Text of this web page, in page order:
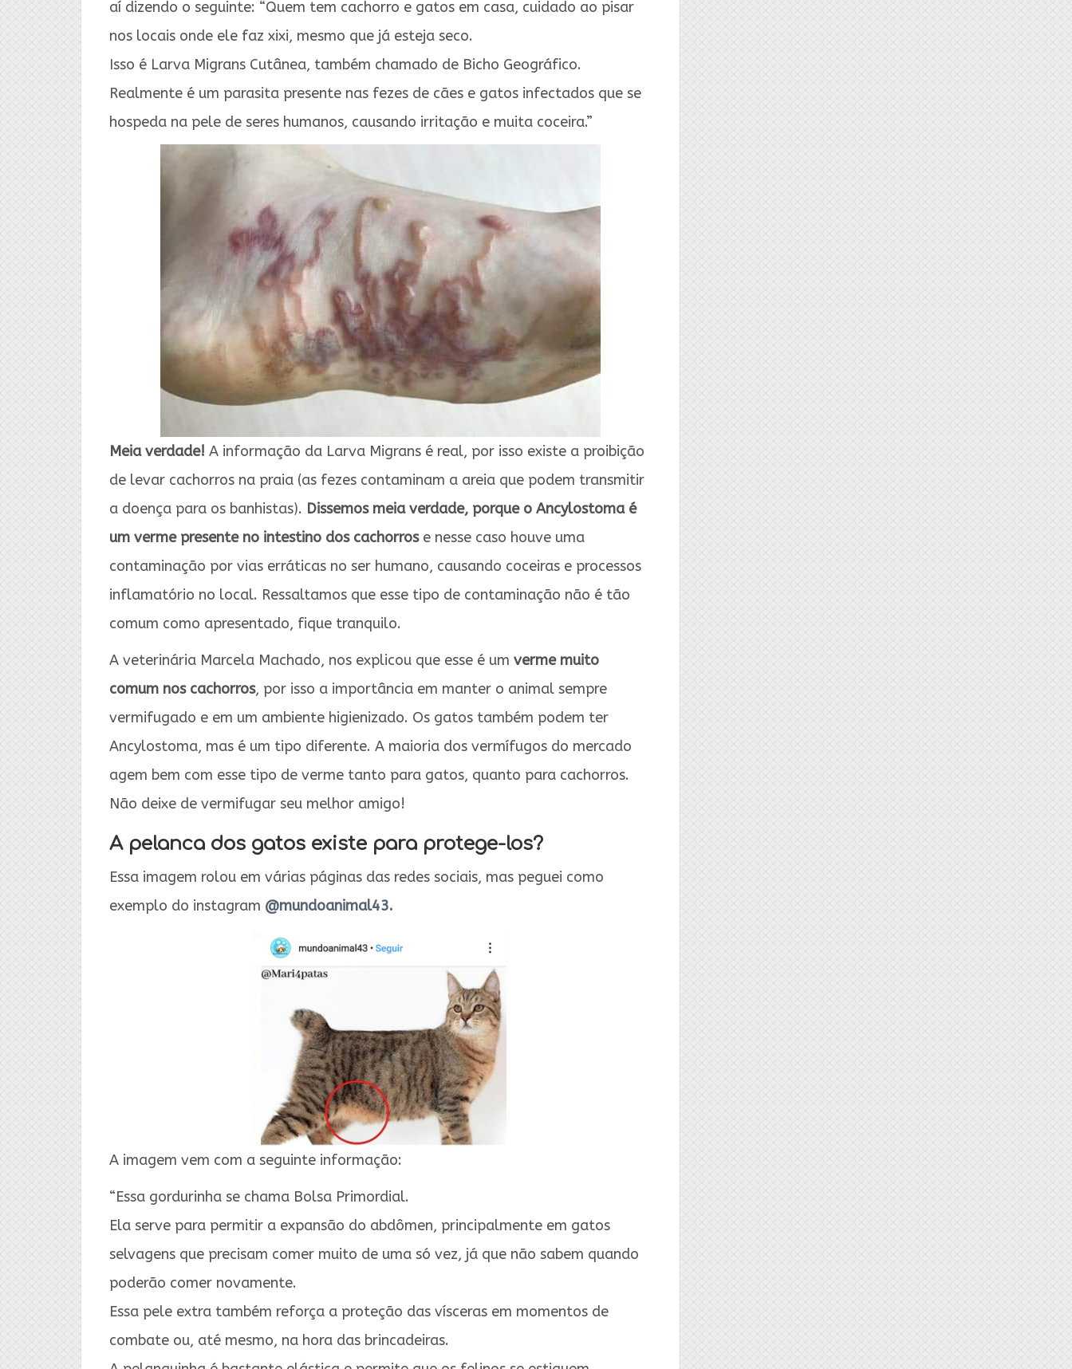
aí dizendo o seguinte: “Quem tem cachorro e gatos em casa, cuidado ao pisar
nos locais onde ele faz xixi, mesmo que já esteja seco.
Isso é Larva Migrans Cutânea, também chamado de Bicho Geográfico.
Realmente é um parasita presente nas fezes de cães e gatos infectados que se
hospeda na pele de seres humanos, causando irritação e muita coceira.”
Meia verdade! A informação da Larva Migrans é real, por isso existe a proibição
de levar cachorros na praia (as fezes contaminam a areia que podem transmitir
a doença para os banhistas). Dissemos meia verdade, porque o Ancylostoma é
um verme presente no intestino dos cachorrose nesse caso houve uma
contaminação por vias erráticas no ser humano, causando coceiras e processos
inflamatório no local. Ressaltamos que esse tipo de contaminação não é tão
comum como apresentado, fique tranquilo.
A veterinária Marcela Machado, nos explicou que esse é um verme muito
comum nos cachorros, por isso a importância em manter o animal sempre
vermifugado e em um ambiente higienizado. Os gatos também podem ter
Ancylostoma, mas é um tipo diferente. A maioria dos vermífugos do mercado
agem bem com esse tipo de verme tanto para gatos, quanto para cachorros.
Não deixe de vermifugar seu melhor amigo!
A pelanca dos gatos existe para protege-los?
Essa imagem rolou em várias páginas das redes sociais, mas peguei como
exemplo do instagram @mundoanimal43.
A imagem vem com a seguinte informação:
“Essa gordurinha se chama Bolsa Primordial.
Ela serve para permitir a expansão do abdômen, principalmente em gatos
selvagens que precisam comer muito de uma só vez, já que não sabem quando
poderão comer novamente.
Essa pele extra também reforça a proteção das vísceras em momentos de
combate ou, até mesmo, na hora das brincadeiras.